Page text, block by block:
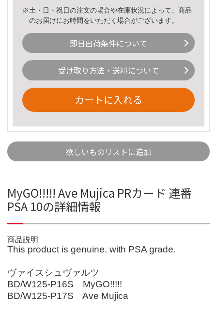
※土・日・祝日の注文の場合や在庫状況によって、商品
のお届けにお時間をいただく場合がございます。
即日出荷条件について
受け取り方法・送料について
カートに入れる
欲しいものリストに追加
MyGO!!!!! Ave Mujica PRカード 連番
PSA 10の詳細情報
商品説明
This product is genuine. with PSA grade.
ヴァイスシュヴァルツ
BD/W125-P16S MyGO!!!!!
BD/W125-P17S Ave Mujica